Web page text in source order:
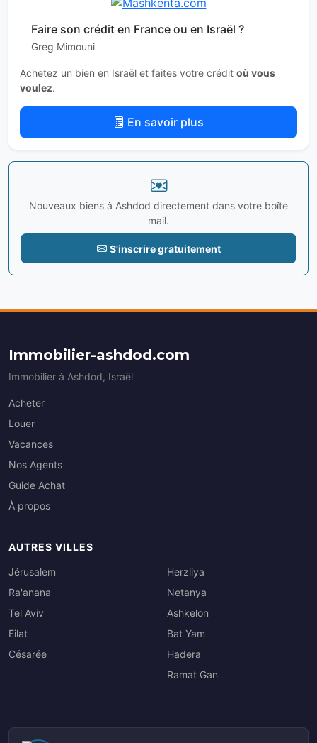
Faire son crédit en France ou en Israël ?
Greg Mimouni
Achetez un bien en Israël et faites votre crédit où vous
voulez.
En savoir plus
Nouveaux biens à Ashdod directement dans votre boîte
mail.
S'inscrire gratuitement
Immobilier-ashdod.com
Immobilier à Ashdod, Israël
Acheter
Louer
Vacances
Nos Agents
Guide Achat
À propos
AUTRES VILLES
Jérusalem
Ra'anana
Tel Aviv
Eilat
Césarée
Herzliya
Netanya
Ashkelon
Bat Yam
Hadera
Ramat Gan